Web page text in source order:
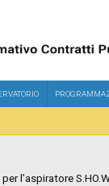
l’aspiratore